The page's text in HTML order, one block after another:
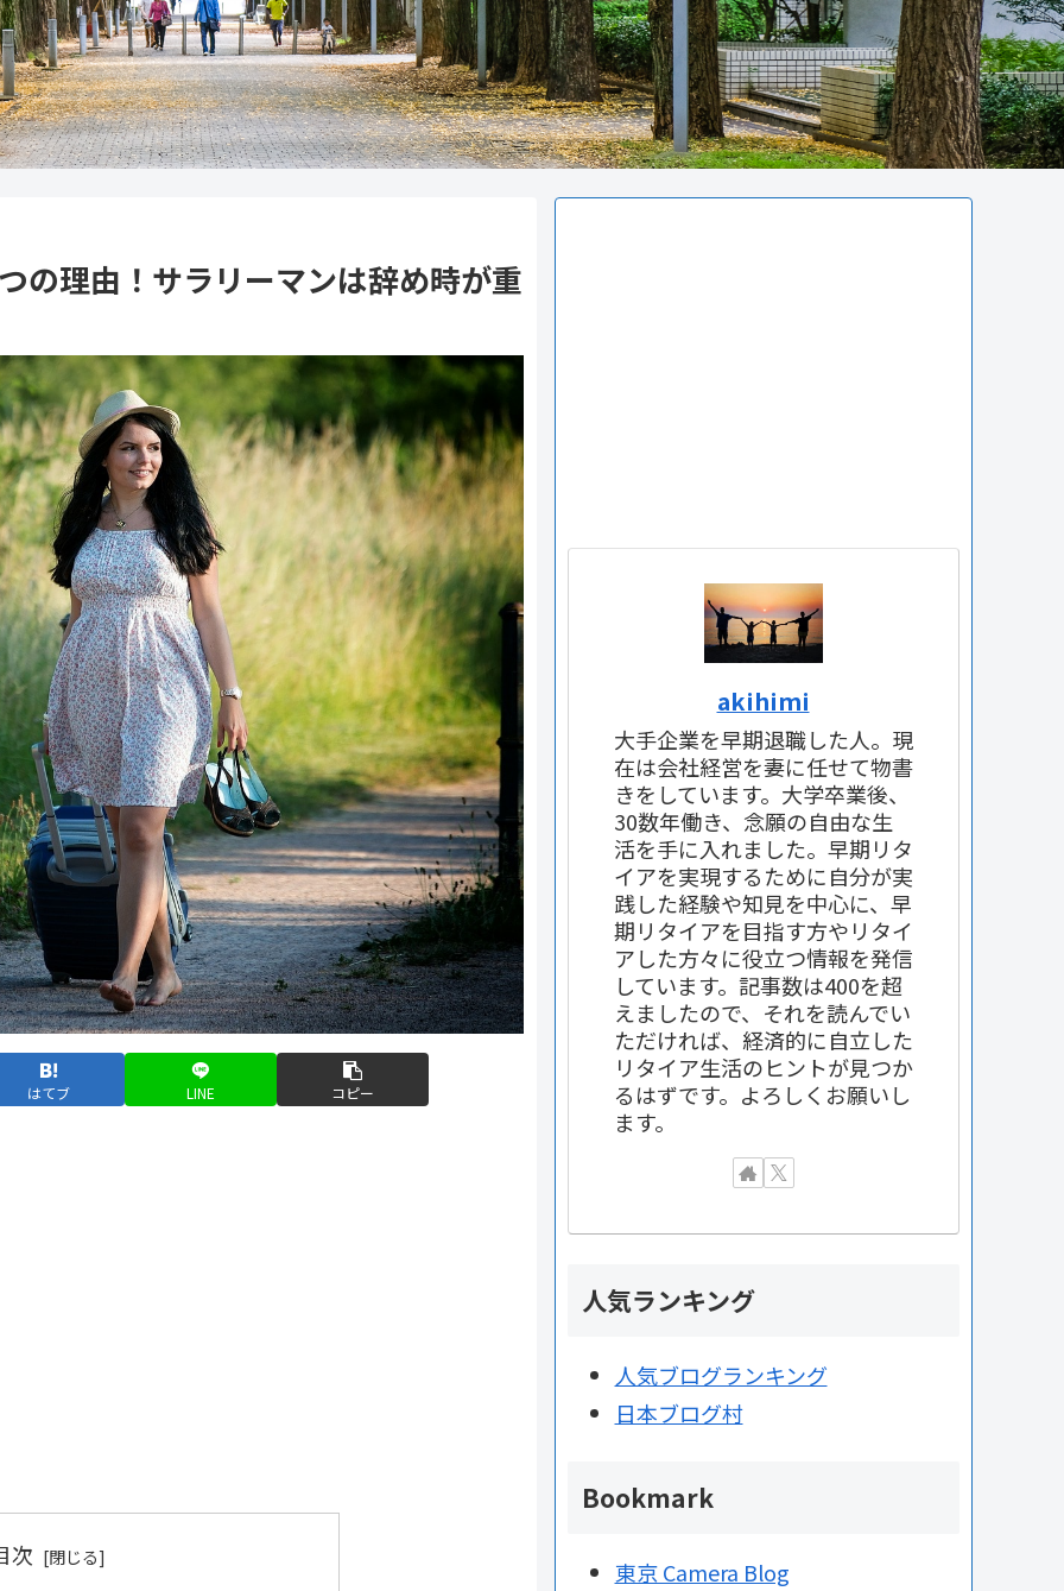
の理由！サラリーマンは辞め時が重
はてブ LINE コピー
次
akihimi
大手企業を早期退職した人。現
在は会社経営を妻に任せて物書
きをしています。大学卒業後、
30数年働き、念願の自由な生
活を手に入れました。早期リタ
イアを実現するために自分が実
践した経験や知見を中心に、早
期リタイアを目指す方やリタイ
アした方々に役立つ情報を発信
しています。記事数は400を超
えましたので、それを読んでい
ただければ、経済的に自立した
リタイア生活のヒントが見つか
るはずです。よろしくお願いし
ます。
人気ランキング
人気ブログランキング
日本ブログ村
Bookmark
東京 Camera Blog